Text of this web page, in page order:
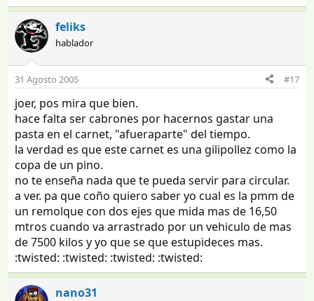
feliks
hablador
31 Agosto 2005 #17
joer, pos mira que bien.
hace falta ser cabrones por hacernos gastar una
pasta en el carnet, "afueraparte" del tiempo.
la verdad es que este carnet es una gilipollez como la
copa de un pino.
no te enseña nada que te pueda servir para circular.
a ver. pa que coño quiero saber yo cual es la pmm de
un remolque con dos ejes que mida mas de 16,50
mtros cuando va arrastrado por un vehiculo de mas
de 7500 kilos y yo que se que estupideces mas.
:twisted: :twisted: :twisted: :twisted:
nano31